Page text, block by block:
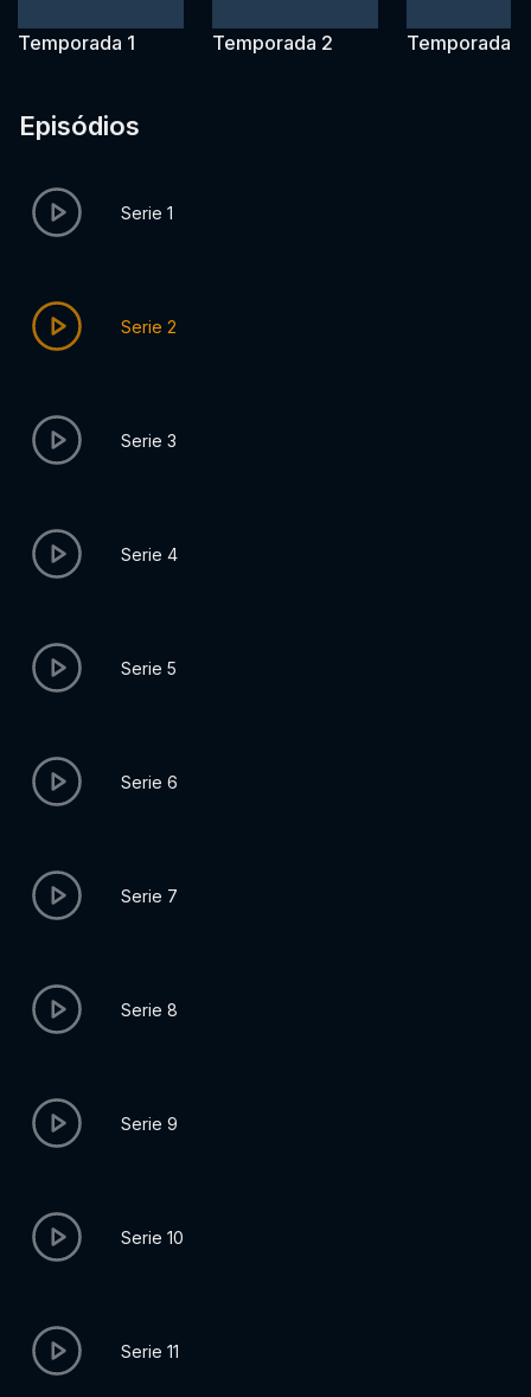
Temporada 1 Temporada 2 Temporada 3
Episódios
Serie 1
Serie 2
Serie 3
Serie 4
Serie 5
Serie 6
Serie 7
Serie 8
Serie 9
Serie 10
Serie 11